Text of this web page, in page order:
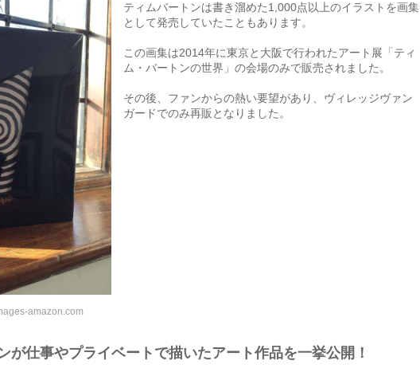
ティムバートンは書き溜めた1,000点以上のイラストを画集
として発売していたこともあります。
この画集は2014年に東京と大阪で行われたアート展「ティ
ム・バートンの世界」の会場のみで販売されました。
その後、ファンからの熱い要望があり、ヴィレッジヴァン
ガードでのみ再販となりました。
amazon.com
が仕事やプライベートで描いたアート作品を一挙公開！